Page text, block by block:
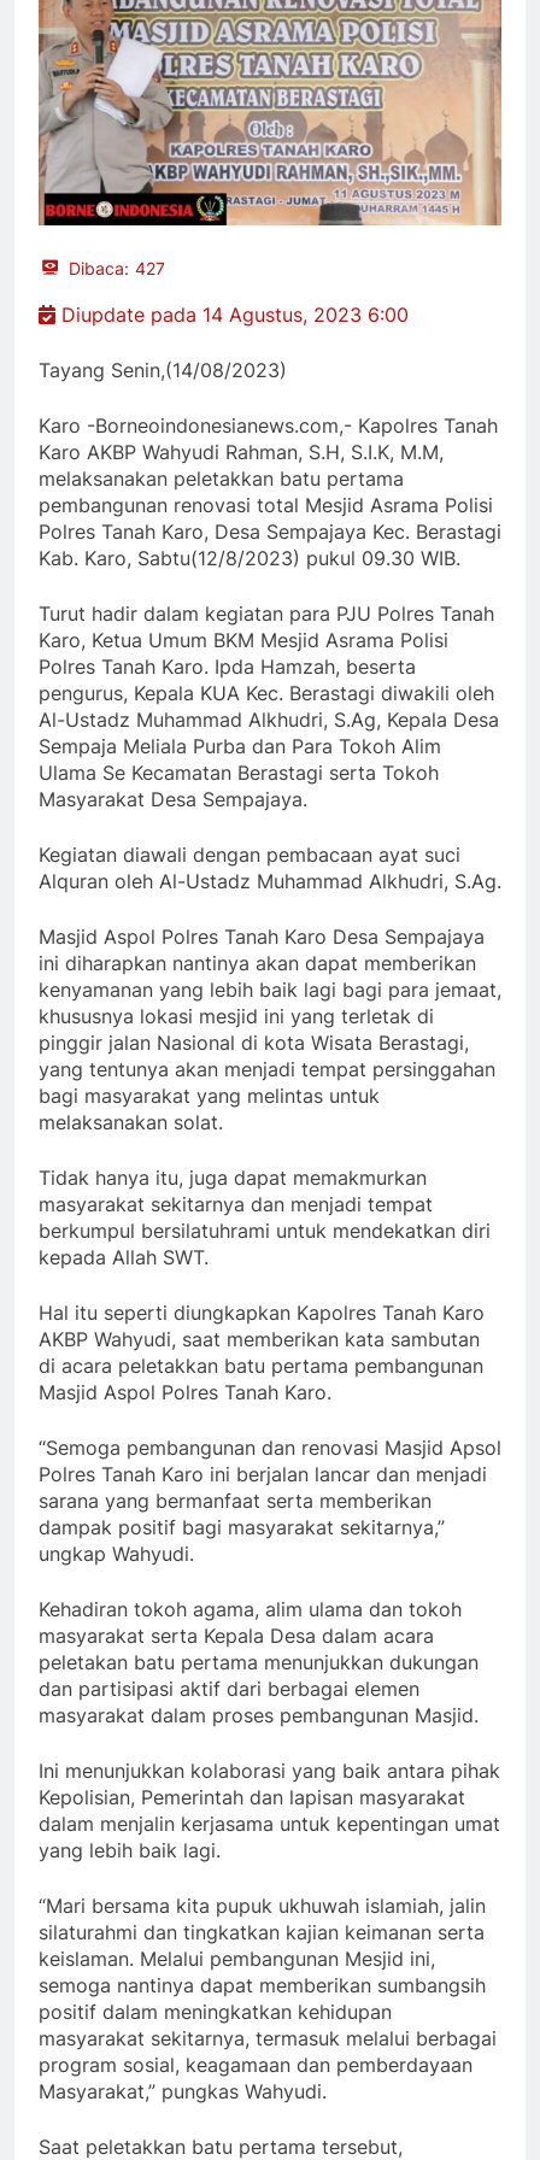
Dibaca: 427
Diupdate pada 14 Agustus, 2023 6:00
Tayang Senin,(14/08/2023)
Karo -Borneoindonesianews.com,- Kapolres Tanah
Karo AKBP Wahyudi Rahman, S.H, S.I.K, M.M,
melaksanakan peletakkan batu pertama
pembangunan renovasi total Mesjid Asrama Polisi
Polres Tanah Karo, Desa Sempajaya Kec. Berastagi
Kab. Karo, Sabtu(12/8/2023) pukul 09.30 WIB.
Turut hadir dalam kegiatan para PJU Polres Tanah
Karo, Ketua Umum BKM Mesjid Asrama Polisi
Polres Tanah Karo. Ipda Hamzah, beserta
pengurus, Kepala KUA Kec. Berastagi diwakili oleh
Al-Ustadz Muhammad Alkhudri, S.Ag, Kepala Desa
Sempaja Meliala Purba dan Para Tokoh Alim
Ulama Se Kecamatan Berastagi serta Tokoh
Masyarakat Desa Sempajaya.
Kegiatan diawali dengan pembacaan ayat suci
Alquran oleh Al-Ustadz Muhammad Alkhudri, S.Ag.
Masjid Aspol Polres Tanah Karo Desa Sempajaya
ini diharapkan nantinya akan dapat memberikan
kenyamanan yang lebih baik lagi bagi para jemaat,
khususnya lokasi mesjid ini yang terletak di
pinggir jalan Nasional di kota Wisata Berastagi,
yang tentunya akan menjadi tempat persinggahan
bagi masyarakat yang melintas untuk
melaksanakan solat.
Tidak hanya itu, juga dapat memakmurkan
masyarakat sekitarnya dan menjadi tempat
berkumpul bersilatuhrami untuk mendekatkan diri
kepada Allah SWT.
Hal itu seperti diungkapkan Kapolres Tanah Karo
AKBP Wahyudi, saat memberikan kata sambutan
di acara peletakkan batu pertama pembangunan
Masjid Aspol Polres Tanah Karo.
“Semoga pembangunan dan renovasi Masjid Apsol
Polres Tanah Karo ini berjalan lancar dan menjadi
sarana yang bermanfaat serta memberikan
dampak positif bagi masyarakat sekitarnya,”
ungkap Wahyudi.
Kehadiran tokoh agama, alim ulama dan tokoh
masyarakat serta Kepala Desa dalam acara
peletakan batu pertama menunjukkan dukungan
dan partisipasi aktif dari berbagai elemen
masyarakat dalam proses pembangunan Masjid.
Ini menunjukkan kolaborasi yang baik antara pihak
Kepolisian, Pemerintah dan lapisan masyarakat
dalam menjalin kerjasama untuk kepentingan umat
yang lebih baik lagi.
“Mari bersama kita pupuk ukhuwah islamiah, jalin
silaturahmi dan tingkatkan kajian keimanan serta
keislaman. Melalui pembangunan Mesjid ini,
semoga nantinya dapat memberikan sumbangsih
positif dalam meningkatkan kehidupan
masyarakat sekitarnya, termasuk melalui berbagai
program sosial, keagamaan dan pemberdayaan
Masyarakat,” pungkas Wahyudi.
Saat peletakkan batu pertama tersebut,